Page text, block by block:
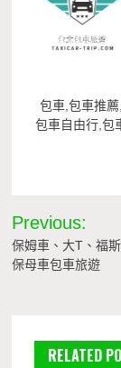
包車,包車推
包車自由行,包
文
章
Previous:
保姆車、大T、福
保母車包車旅遊
RELATED